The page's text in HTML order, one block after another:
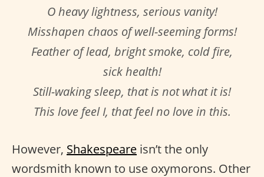
O heavy lightness, serious vanity!
Misshapen chaos of well-seeming forms!
Feather of lead, bright smoke, cold fire,
sick health!
Still-waking sleep, that is not what it is!
This love feel I, that feel no love in this.
However, Shakespeare isn’t the only
wordsmith known to use oxymorons. Other